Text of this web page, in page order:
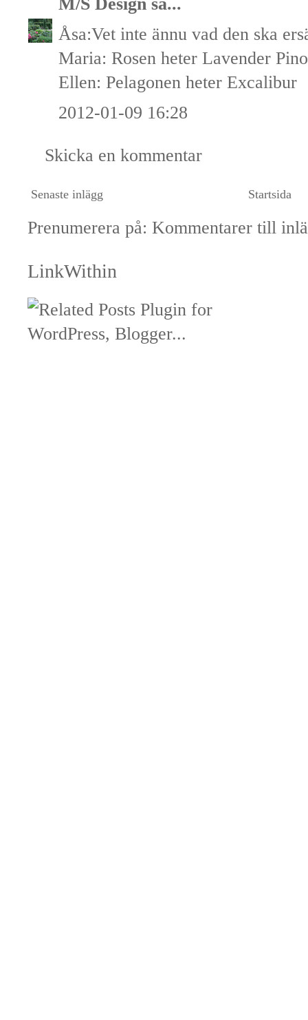
Åsa:Vet inte ännu vad den ska
Maria: Rosen heter Lavender
Ellen: Pelagonen heter Excalibur
2012-01-09 16:28
Skicka en kommentar
Senaste inlägg Startsida
Prenumerera på: Kommentarer till
LinkWithin